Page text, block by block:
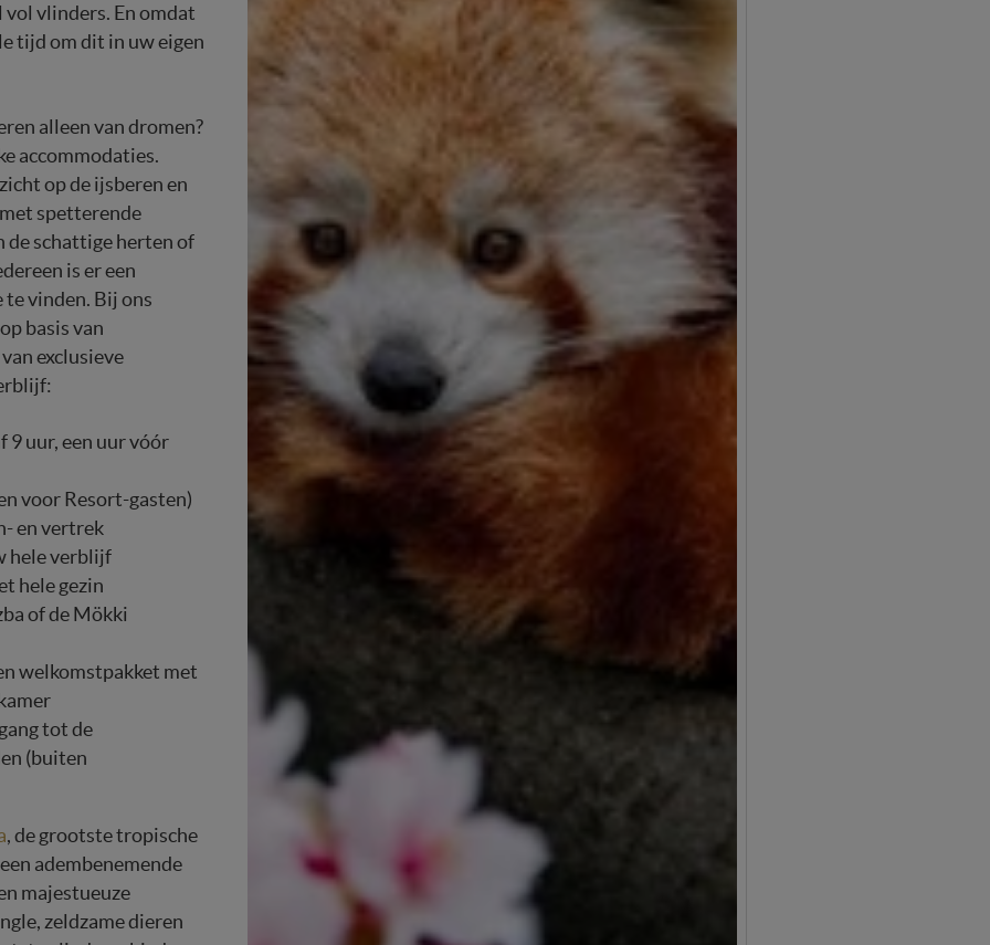
vol vlinders. En omdat
tijd om dit in uw eigen
alleen van dromen?
accommodaties.
op de ijsberen en
spetterende
de schattige herten of
is er een
vinden. Bij ons
basis van
exclusieve
9 uur, een uur vóór
voor Resort-gasten)
en vertrek
hele verblijf
hele gezin
of de Mökki
welkomstpakket met
tot de
(buiten
, de grootste tropische
adembenemende
majestueuze
zeldzame dieren